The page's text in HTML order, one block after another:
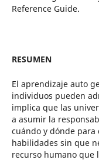
Reference Guide.
RESUMEN
El aprendizaje auto
individuos pueden
implica que las
a asumir la
cuándo y dónde
habilidades sin que
recurso humano que